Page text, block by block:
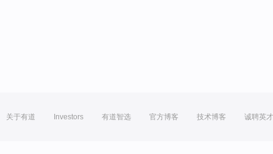
关于有道 Investors 有道智选 官方博客 技术博客 诚聘英才